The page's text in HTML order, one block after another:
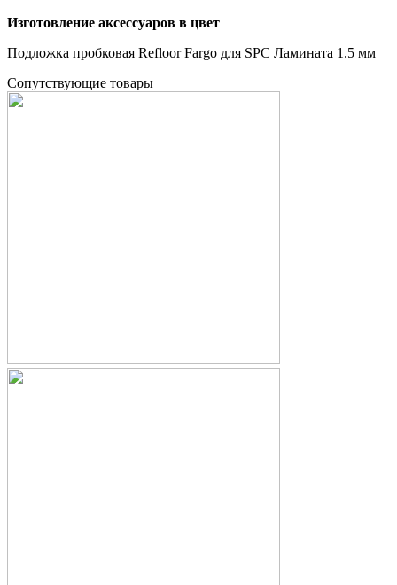
Изготовление аксессуаров в цвет
Подложка пробковая Refloor Fargo для SPC Ламината 1.5 мм
Cопутствующие товары